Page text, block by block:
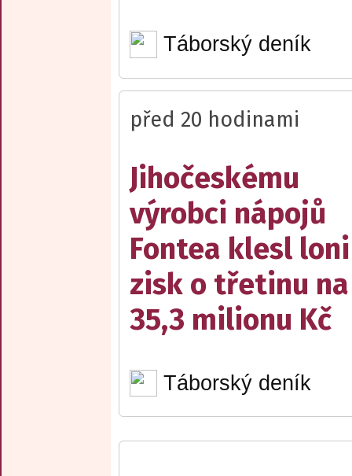
Táborský deník
před 20 hodinami
Jihočeskému
výrobci nápojů
Fontea klesl loni
zisk o třetinu na
35,3 milionu Kč
Táborský deník